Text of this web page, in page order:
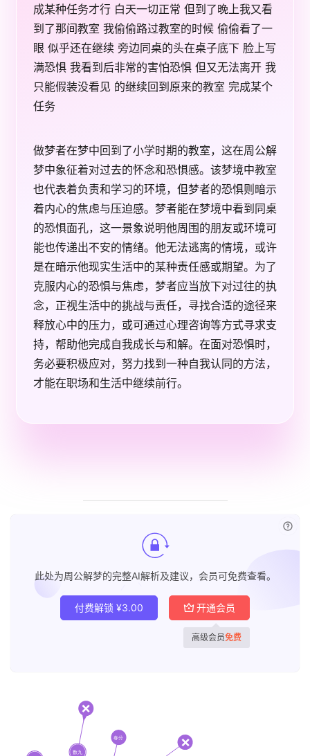
成某种任务才行 白天一切正常 但到了晚上我又看
到了那间教室 我偷偷路过教室的时候 偷偷看了一
眼 似乎还在继续 旁边同桌的头在桌子底下 脸上写
满恐惧 我看到后非常的害怕恐惧 但又无法离开 我
只能假装没看见 的继续回到原来的教室 完成某个
任务
做梦者在梦中回到了小学时期的教室，这在周公解
梦中象征着对过去的怀念和恐惧感。该梦境中教室
也代表着负责和学习的环境，但梦者的恐惧则暗示
着内心的焦虑与压迫感。梦者能在梦境中看到同桌
的恐惧面孔，这一景象说明他周围的朋友或环境可
能也传递出不安的情绪。他无法逃离的情境，或许
是在暗示他现实生活中的某种责任感或期望。为了
克服内心的恐惧与焦虑，梦者应当放下对过往的执
念，正视生活中的挑战与责任，寻找合适的途径来
释放心中的压力，或可通过心理咨询等方式寻求支
持，帮助他完成自我成长与和解。在面对恐惧时，
务必要积极应对，努力找到一种自我认同的方法，
才能在职场和生活中继续前行。
此处为周公解梦的完整AI解析及建议，会员可免费查看。
付费解锁 ¥3.00 开通会员
高级会员免费